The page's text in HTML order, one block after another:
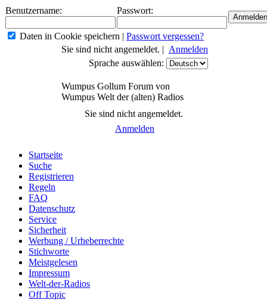
Benutzername: Passwort:
Daten in Cookie speichern | Passwort vergessen?
Sie sind nicht angemeldet. | Anmelden
Sprache auswählen:
Wumpus Gollum Forum von
Wumpus Welt der (alten) Radios
Sie sind nicht angemeldet.
Anmelden
Startseite
Suche
Registrieren
Regeln
FAQ
Datenschutz
Service
Sicherheit
Werbung / Urheberrechte
Stichworte
Meistgelesen
Impressum
Welt-der-Radios
Off Topic